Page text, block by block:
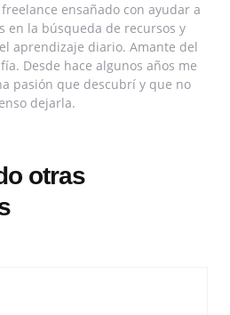
ensañado con ayudar a
en la búsqueda de recursos y
aprendizaje diario. Amante del
Desde hace algunos años me
pasión que descubrí y que no
dejarla.
otras